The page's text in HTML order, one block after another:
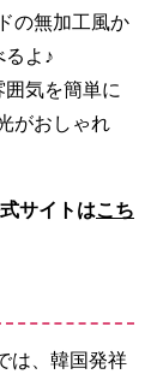
の無加工風か
るよ♪
気を簡単に
がおしゃれ
サイトはこち
は、韓国発祥